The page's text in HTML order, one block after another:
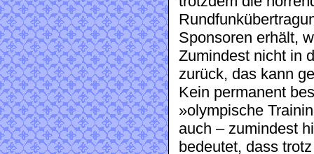
Sponsoren erhält,
Zumindest nicht in
zurück, das kann
Kein permanent
»olympische
auch – zumindest
bedeutet, dass